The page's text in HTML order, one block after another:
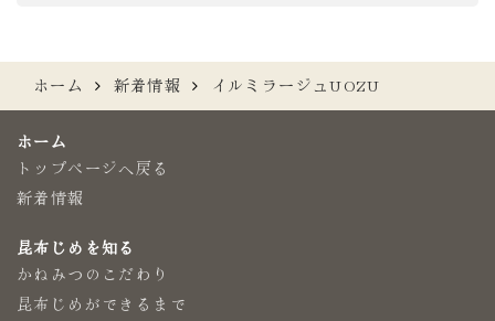
ホーム 新着情報 イルミラージュUOZU
ホーム
トップページへ戻る
新着情報
昆布じめを知る
かねみつのこだわり
昆布じめができるまで